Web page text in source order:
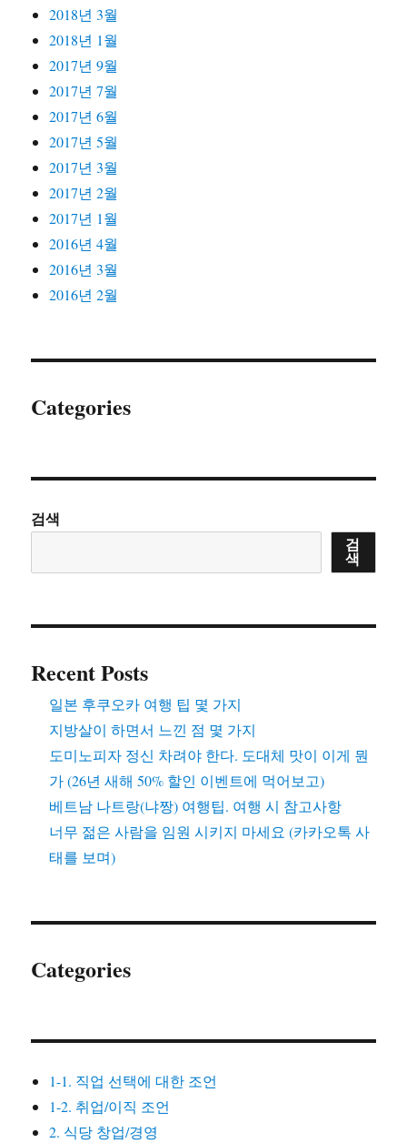
2018년 3월
2018년 1월
2017년 9월
2017년 7월
2017년 6월
2017년 5월
2017년 3월
2017년 2월
2017년 1월
2016년 4월
2016년 3월
2016년 2월
Categories
검색
검
색
Recent Posts
일본 후쿠오카 여행 팁 몇 가지
지방살이 하면서 느낀 점 몇 가지
도미노피자 정신 차려야 한다. 도대체 맛이 이게 뭔
가 (26년 새해 50% 할인 이벤트에 먹어보고)
베트남 나트랑(냐짱) 여행팁. 여행 시 참고사항
너무 젊은 사람을 임원 시키지 마세요 (카카오톡 사
태를 보며)
Categories
1-1. 직업 선택에 대한 조언
1-2. 취업/이직 조언
2. 식당 창업/경영